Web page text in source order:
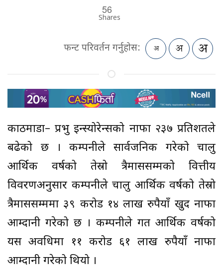
56
Shares
फन्ट परिवर्तन गर्नुहोस:
काठमाडौं– प्रभु इन्स्योरेन्सको नाफा २३७ प्रतिशतले
बढेको छ । कम्पनीले सार्वजनिक गरेको चालु
आर्थिक वर्षको तेस्रो त्रैमाससम्मको वित्तीय
विवरणअनुसार कम्पनीले चालु आर्थिक वर्षको तेस्रो
त्रैमाससम्ममा ३९ करोड १४ लाख रुपैयाँ खुद नाफा
आम्दानी गरेको छ । कम्पनीले गत आर्थिक वर्षको
यस अवधिमा ११ करोड ६१ लाख रुपैयाँ नाफा
आम्दानी गरेको थियो ।